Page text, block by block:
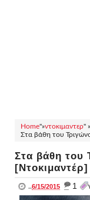
Home"»ντοκιμαντερ" »
Στα βάθη του
Στα βάθη του
[Ντοκιμαντέρ]
..6/15/2015 _ 1